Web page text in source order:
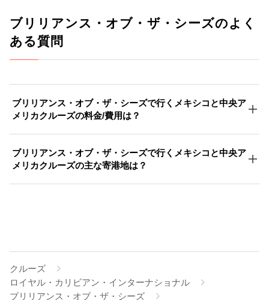
ブリリアンス・オブ・ザ・シーズのよく
ある質問
ブリリアンス・オブ・ザ・シーズで行くメキシコと中央ア
メリカクルーズの料金/費用は？
ブリリアンス・オブ・ザ・シーズで行くメキシコと中央ア
メリカクルーズの主な寄港地は？
クルーズ
ロイヤル・カリビアン・インターナショナル
ブリリアンス・オブ・ザ・シーズ